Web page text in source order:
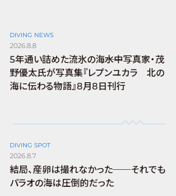
DIVING NEWS
2026.8.8
5年通い詰めた流氷の海――水中写真家・茂
野優太氏が写真集『レプンユカラ 北の
海に伝わる物語』8月8日刊行
DIVING SPOT
2026.8.7
結局、産卵は撮れなかった──それでも
パラオの海は圧倒的だった